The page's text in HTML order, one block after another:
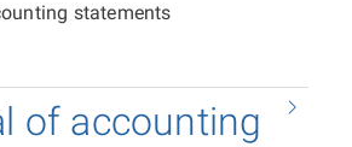
statements
of accounting